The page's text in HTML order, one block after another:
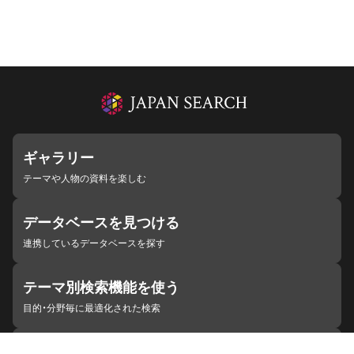
ギャラリー
テーマや人物の資料を楽しむ
データベースを見つける
連携しているデータベースを探す
テーマ別検索機能を使う
目的・分野毎に最適化された検索